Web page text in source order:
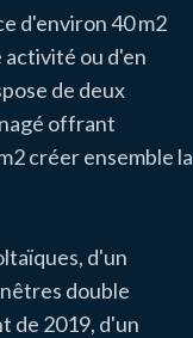
d'environ 40 m2
ou d'en
de deux
offrant
créer ensemble la
d'un
double
de 2019, d'un